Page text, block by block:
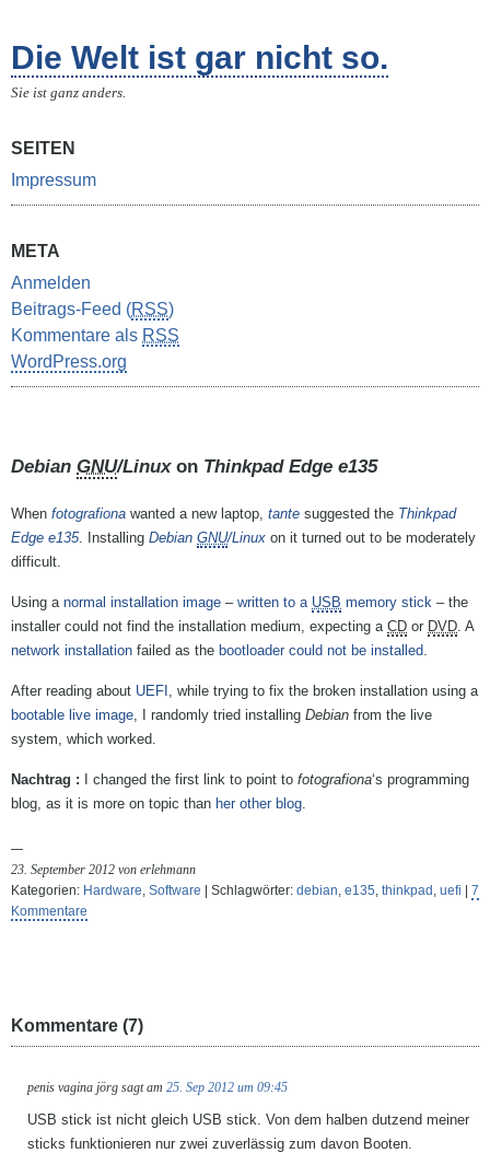
Die Welt ist gar nicht so.
Sie ist ganz anders.
SEITEN
Impressum
META
Anmelden
Beitrags-Feed (RSS)
Kommentare als RSS
WordPress.org
Debian GNU/Linuxon Thinkpad Edge e135
When fotografiona wanted a new laptop, tante suggested the Thinkpad
Edge e135. Installing Debian GNU/Linux on it turned out to be moderately
difficult.
Using a normal installation image – written to a USB memory stick – the
installer could not find the installation medium, expecting a CD or DVD. A
network installation failed as the bootloader could not be installed.
After reading about UEFI , while trying to fix the broken installation using a
bootable live image, I randomly tried installing Debian from the live
system, which worked.
I changed the first link to point to fotografiona‘s programming
blog, as it is more on topic than her other blog.
23. September 2012 von erlehmann
Kategorien: Hardware, Software | Schlagwörter: debian, e135, thinkpad , uefi
7
Kommentare
Kommentare (7)
penis vagina jörg sagt am 25. Sep 2012 um 09:45
USB stick ist nicht gleich USB stick. Von dem halben dutzend meiner
sticks funktionieren nur zwei zuverlässig zum davon Booten.